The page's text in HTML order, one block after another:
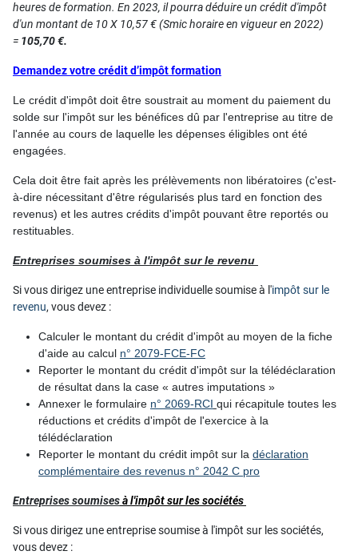
heures de formation. En 2023, il pourra déduire un crédit d'impôt
d'un montant de 10 X 10,57 € (Smic horaire en vigueur en 2022)
= 105,70 €.
Demandez votre crédit d’impôt formation
Le crédit d'impôt doit être soustrait au moment du paiement du
solde sur l'impôt sur les bénéfices dû par l'entreprise au titre de
l'année au cours de laquelle les dépenses éligibles ont été
engagées.
Cela doit être fait après les prélèvements non libératoires (c'est-
à-dire nécessitant d'être régularisés plus tard en fonction des
revenus) et les autres crédits d'impôt pouvant être reportés ou
restituables.
Entreprises soumises à l'impôt sur le revenu
Si vous dirigez une entreprise individuelle soumise à l'impôt sur le
revenu, vous devez :
Calculer le montant du crédit d'impôt au moyen de la fiche
d'aide au calcul n° 2079-FCE-FC
Reporter le montant du crédit d'impôt sur la télédéclaration
de résultat dans la case « autres imputations »
Annexer le formulaire n° 2069-RCI qui récapitule toutes les
réductions et crédits d'impôt de l'exercice à la
télédéclaration
Reporter le montant du crédit impôt sur la déclaration
complémentaire des revenus n° 2042 C pro
Entreprises soumisesà l'impôt sur les sociétés
Si vous dirigez une entreprise soumise à l'impôt sur les sociétés,
vous devez :